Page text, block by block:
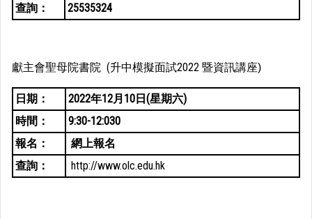
查詢：
25535324
獻主會聖母院書院 (升中模擬面試2022 暨資訊講座)
日期：
2022年12月10日(星期六)
時間：
9:30-12:030
報名：
網上報名
查詢：
http://www.olc.edu.hk